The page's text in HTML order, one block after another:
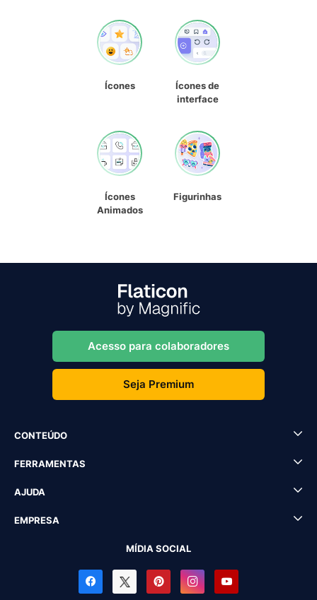
Ícones
Ícones de
interface
Ícones
Animados
Figurinhas
Acesso para colaboradores
Seja Premium
CONTEÚDO
FERRAMENTAS
AJUDA
EMPRESA
MÍDIA SOCIAL